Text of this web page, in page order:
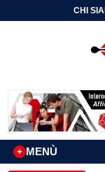
CHI
MENÙ
+